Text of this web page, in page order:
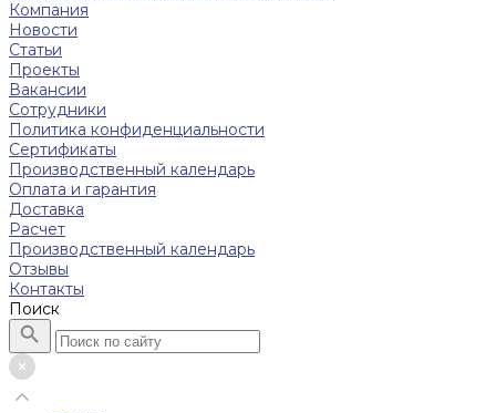
Компания
Новости
Статьи
Проекты
Вакансии
Сотрудники
Политика конфиденциальности
Сертификаты
Производственный календарь
Оплата и гарантия
Доставка
Расчет
Производственный календарь
Отзывы
Контакты
Поиск